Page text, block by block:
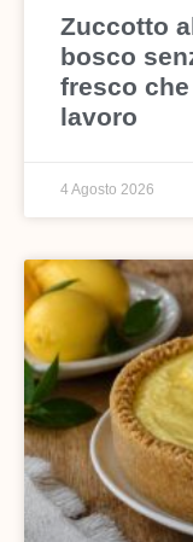
Zuccotto
bosco
fresco
lavoro
4 Agosto 2026